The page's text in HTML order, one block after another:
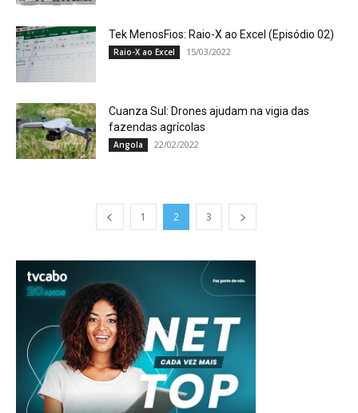
Tek MenosFios: Raio-X ao Excel (Episódio 02)
Raio-X ao Excel 15/03/2022
Cuanza Sul: Drones ajudam na vigia das
fazendas agrícolas
Angola 22/02/2022
1 2 3